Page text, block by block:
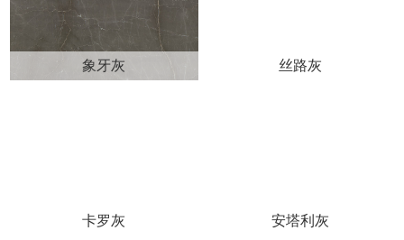
象牙灰 丝路灰
卡罗灰 安塔利灰